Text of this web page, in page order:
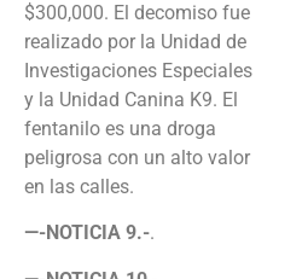
$300,000. El decomiso fue
realizado por la Unidad de
Investigaciones Especiales
y la Unidad Canina K9. El
fentanilo es una droga
peligrosa con un alto valor
en las calles.
—-NOTICIA 9.-.